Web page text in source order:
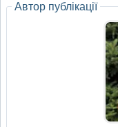
Автор публікації